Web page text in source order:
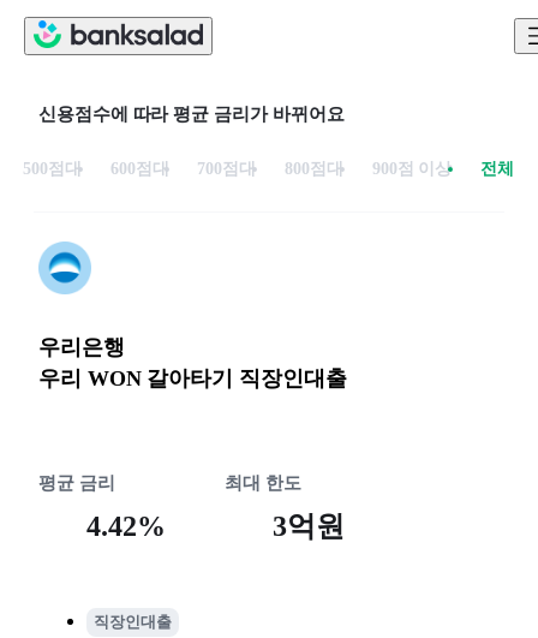
신용점수에 따라 평균 금리가 바뀌어요
500점대 600점대 700점대 800점대 900점 이상 전체
우리은행
우리 WON 갈아타기 직장인대출
평균 금리
4.42%
최대 한도
3억원
직장인대출